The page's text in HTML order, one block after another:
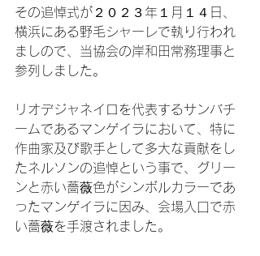
その追悼式が２０２３年１月１４日、
横浜にある野毛シャーレで執り行われ
ましので、当協会の岸和田常務理事と
参列しました。
リオデジャネイロを代表するサンバチ
ームであるマンゲイラにおいて、特に
作曲家及び歌手として多大な貢献をし
たネルソンの追悼という事で、グリー
ンと赤い薔薇色がシンボルカラーであ
ったマンゲイラに因み、会場入口で赤
い薔薇を手渡されました。